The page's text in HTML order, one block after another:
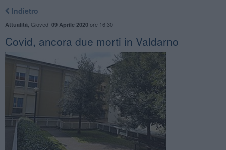
Indietro
Attualità Giovedì 09 Aprile 2020ore 16:30
Covid, ancora due morti in Valdarno